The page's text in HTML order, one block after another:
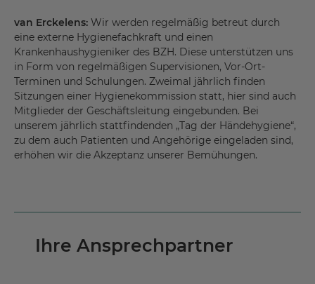
van Erckelens: Wir werden regelmäßig betreut durch
eine externe Hygienefachkraft und einen
Krankenhaushygieniker des BZH. Diese unterstützen uns
in Form von regelmäßigen Supervisionen, Vor-Ort-
Terminen und Schulungen. Zweimal jährlich finden
Sitzungen einer Hygienekommission statt, hier sind auch
Mitglieder der Geschäftsleitung eingebunden. Bei
unserem jährlich stattfindenden „Tag der Händehygiene“,
zu dem auch Patienten und Angehörige eingeladen sind,
erhöhen wir die Akzeptanz unserer Bemühungen.
Ihre Ansprechpartner